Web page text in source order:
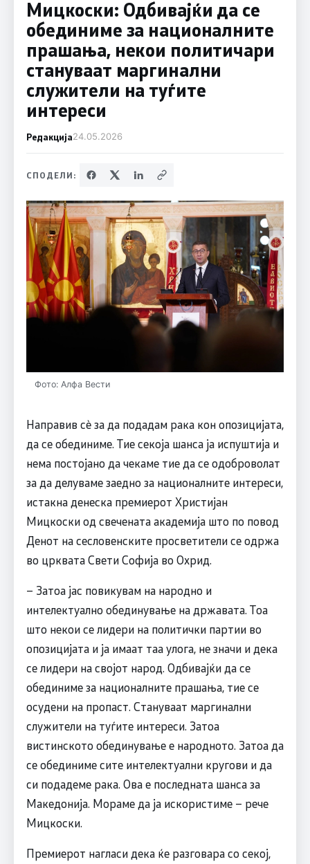
Мицкоски: Одбивајќи да се
обединиме за националните
прашања, некои политичари
стануваат маргинални
служители на туѓите
интереси
Редакција24.05.2026
СПОДЕЛИ:
Фото: Алфа Вести
Направив сè за да подадам рака кон опозицијата,
да се обединиме. Тие секоја шанса ја испуштија и
нема постојано да чекаме тие да се одоброволат
за да делуваме заедно за националните интереси,
истакна денеска премиерот Христијан
Мицкоски од свечената академија што по повод
Денот на сесловенските просветители се одржа
во црквата Свети Софија во Охрид.
– Затоа јас повикувам на народно и
интелектуално обединување на државата. Тоа
што некои се лидери на политички партии во
опозицијата и ја имаат таа улога, не значи и дека
се лидери на својот народ. Одбивајќи да се
обединиме за националните прашања, тие се
осудени на пропаст. Стануваат маргинални
служители на туѓите интереси. Затоа
вистинското обединување е народното. Затоа да
се обединиме сите интелектуални кругови и да
си подадеме рака. Ова е последната шанса за
Македонија. Мораме да ја искористиме – рече
Мицкоски.
Премиерот нагласи дека ќе разговара со секој,